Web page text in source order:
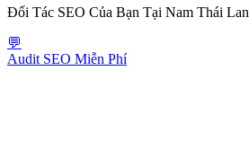
Đối Tác SEO Của Bạn Tại Nam Thái Lan
💬
Audit SEO Miễn Phí